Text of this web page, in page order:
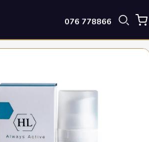
076 778866